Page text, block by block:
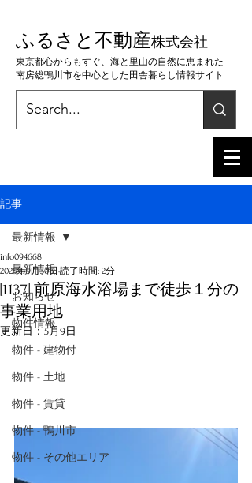
ふるさと不動産株式会社
東京都心からもすぐ、海と里山の自然に恵まれた
南房総鴨川市を中心とした田舎暮らし情報サイト
記事
最新情報
お知らせ
物件情報
物件 - 建物付
物件 - 土地
物件 - 賃貸
物件 - 鴨川市
物件 - その他エリア
最新情報
[1137] 前原海水浴場まで徒歩１分の
事業用地
info094668
2025年9月30日 読了時間: 2分
更新日：5月9日